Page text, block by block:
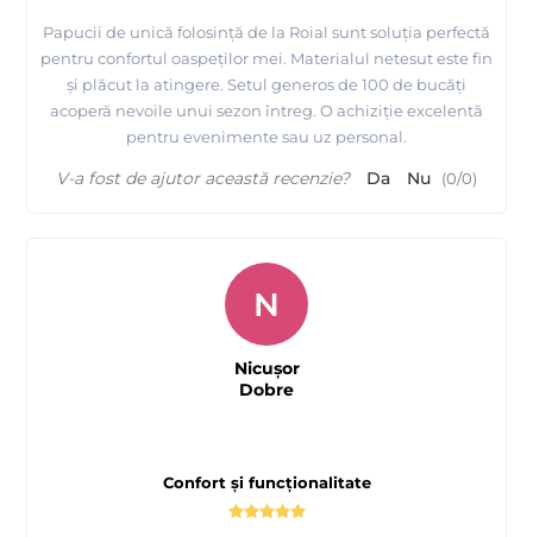
Papucii de unică folosință de la Roial sunt soluția perfectă
pentru confortul oaspeților mei. Materialul netesut este fin
și plăcut la atingere. Setul generos de 100 de bucăți
acoperă nevoile unui sezon întreg. O achiziție excelentă
pentru evenimente sau uz personal.
V-a fost de ajutor această recenzie? Da Nu (0/0)
Confort și funcționalitate
N
Nicușor
Dobre